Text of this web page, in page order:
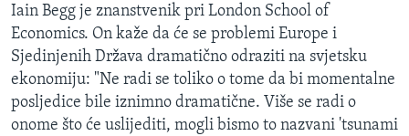
Iain Begg je znanstvenik pri London School of
Economics. On kaže da će se problemi Europe i
Sjedinjenih Država dramatično odraziti na svjetsku
ekonomiju: "Ne radi se toliko o tome da bi momentalne
posljedice bile iznimno dramatične. Više se radi o
onome što će uslijediti, mogli bismo to nazvani 'tsunami